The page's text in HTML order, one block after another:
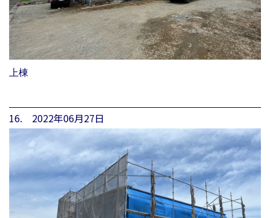
上棟
16. 2022年06月27日